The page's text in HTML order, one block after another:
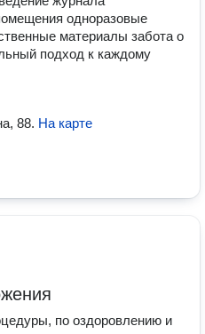
одноразовые
материалы забота о
подход к каждому
88. На карте
по оздоровлению и